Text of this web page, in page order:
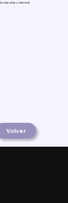
mascotas y vida rural.
Volver